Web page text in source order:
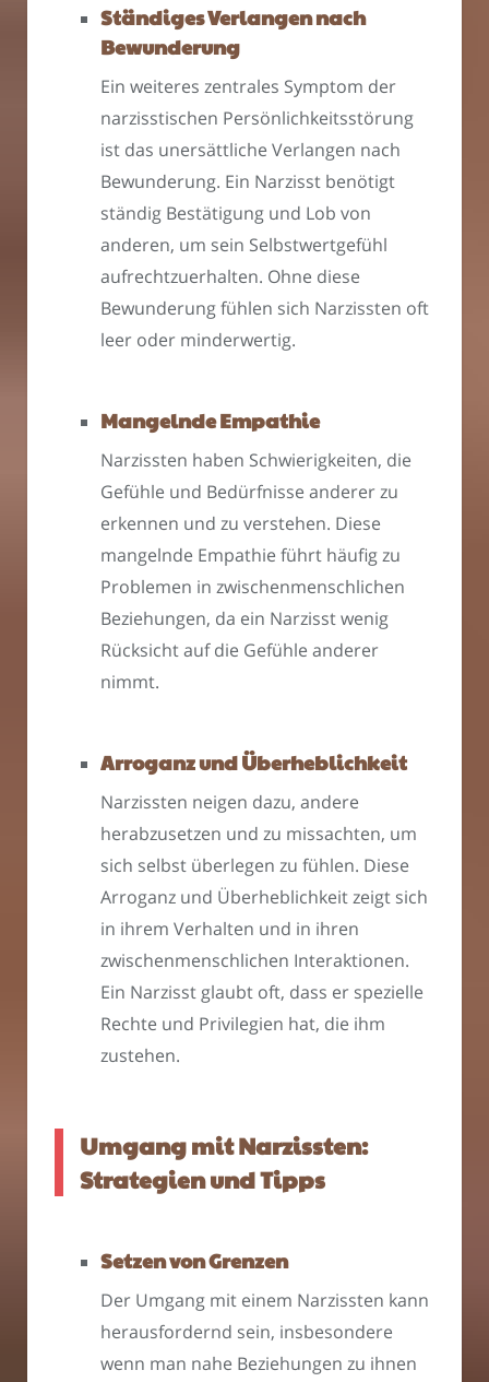
Ständiges Verlangen nach
Bewunderung
Ein weiteres zentrales Symptom der
narzisstischen Persönlichkeitsstörung
ist das unersättliche Verlangen nach
Bewunderung. Ein Narzisst benötigt
ständig Bestätigung und Lob von
anderen, um sein Selbstwertgefühl
aufrechtzuerhalten. Ohne diese
Bewunderung fühlen sich Narzissten oft
leer oder minderwertig.
Mangelnde Empathie
Narzissten haben Schwierigkeiten, die
Gefühle und Bedürfnisse anderer zu
erkennen und zu verstehen. Diese
mangelnde Empathie führt häufig zu
Problemen in zwischenmenschlichen
Beziehungen, da ein Narzisst wenig
Rücksicht auf die Gefühle anderer
nimmt.
Arroganz und Überheblichkeit
Narzissten neigen dazu, andere
herabzusetzen und zu missachten, um
sich selbst überlegen zu fühlen. Diese
Arroganz und Überheblichkeit zeigt sich
in ihrem Verhalten und in ihren
zwischenmenschlichen Interaktionen.
Ein Narzisst glaubt oft, dass er spezielle
Rechte und Privilegien hat, die ihm
zustehen.
Umgang mit Narzissten:
Strategien und Tipps
Setzen von Grenzen
Der Umgang mit einem Narzissten kann
herausfordernd sein, insbesondere
wenn man nahe Beziehungen zu ihnen